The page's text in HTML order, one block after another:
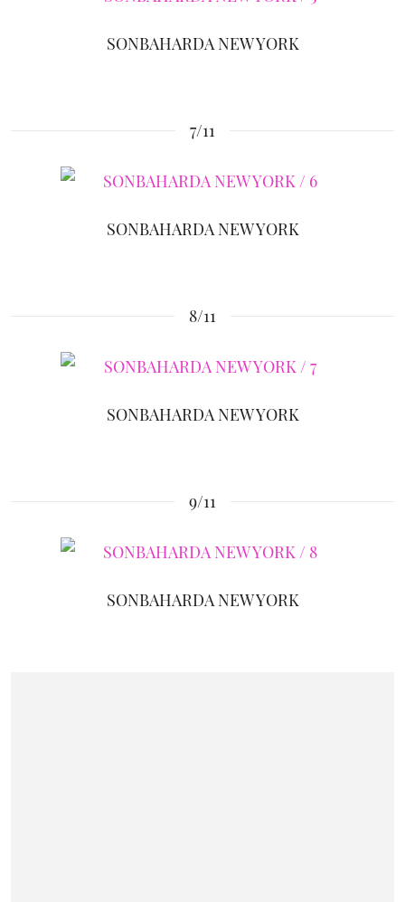
SONBAHARDA NEW YORK
7/11
SONBAHARDA NEW YORK
8/11
SONBAHARDA NEW YORK
9/11
SONBAHARDA NEW YORK